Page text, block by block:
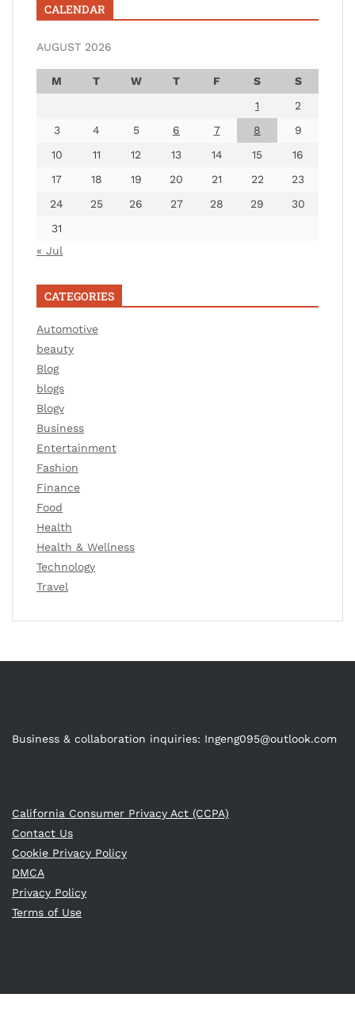
CALENDAR
AUGUST 2026
M T W T F S
S
1
2
3
4 5 6 7 8
9
10
11 12 13 14 15
16
17
18 19 20 21 22
23
24
25 26 27 28 29
30
31
« Jul
CATEGORIES
Automotive
beauty
Blog
blogs
Blogv
Business
Entertainment
Fashion
Finance
Food
Health
Health & Wellness
Technology
Travel
Business & collaboration inquiries: Ingeng095@outlook.com
California Consumer Privacy Act (CCPA)
Contact Us
Cookie Privacy Policy
DMCA
Privacy Policy
Terms of Use